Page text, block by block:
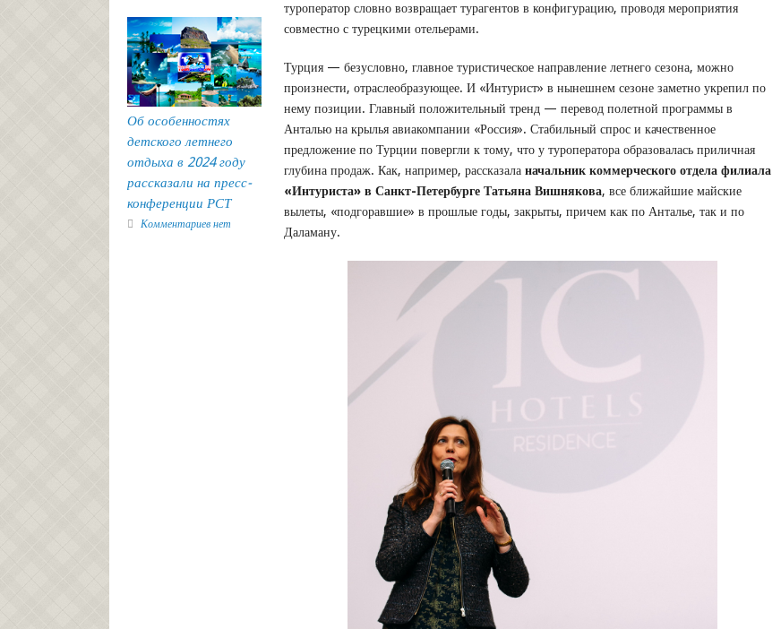
туроператор словно возвращает турагентов в конфигурацию, проводя мероприятия
совместно с турецкими отельерами.
Турция — безусловно, главное туристическое направление летнего сезона, можно
произнести, отраслеобразующее. И «Интурист» в нынешнем сезоне заметно укрепил по
нему позиции. Главный положительный тренд — перевод полетной программы в
Анталью на крылья авиакомпании «Россия». Стабильный спрос и качественное
предложение по Турции повергли к тому, что у туроператора образовалась приличная
глубина продаж. Как, например, рассказаланачальник коммерческого отдела филиала
«Интуриста» в Санкт-Петербурге Татьяна Вишнякова, все ближайшие майские
вылеты, «подгоравшие» в прошлые годы, закрыты, причем как по Анталье, так и по
Даламану.
Об особенностях
детского летнего
отдыха в 2024 году
рассказали на пресс-
конференции РСТ
Комментариев нет